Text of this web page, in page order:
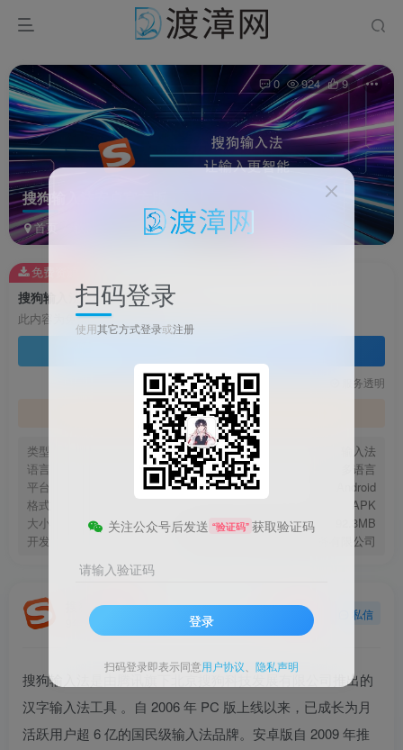
搜狗输入法安卓官方版
首页 通讯软件 正文
0 924 9
搜狗输入法安卓官方版
此内容为免费资源，请登录后查看
技术支持 服务透明
官方地址
类型
输入法
语言
多语言
平台
Android
格式
APK
大小
92.3MB
开发
腾讯旗下北京搜狗信息服务有限公司
免费资源
9年前发布
关注 私信
搜狗输入法是由腾讯旗下北京搜狗科技发展有限公司推出的
汉字输入法工具 。自 2006 年 PC 版上线以来，已成长为月
活跃用户超 6 亿的国民级输入法品牌。安卓版自 2009 年推
扫码登录
使用其它方式登录或注册
关注公众号后发送 “验证码” 获取验证码
请输入验证码
登录
扫码登录即表示同意用户协议 隐私声明